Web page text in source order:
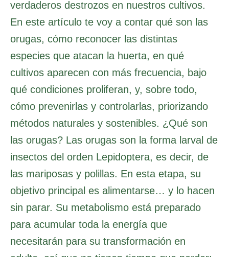
verdaderos destrozos en nuestros cultivos.
En este artículo te voy a contar qué son las
orugas, cómo reconocer las distintas
especies que atacan la huerta, en qué
cultivos aparecen con más frecuencia, bajo
qué condiciones proliferan, y, sobre todo,
cómo prevenirlas y controlarlas, priorizando
métodos naturales y sostenibles. ¿Qué son
las orugas? Las orugas son la forma larval de
insectos del orden Lepidoptera, es decir, de
las mariposas y polillas. En esta etapa, su
objetivo principal es alimentarse… y lo hacen
sin parar. Su metabolismo está preparado
para acumular toda la energía que
necesitarán para su transformación en